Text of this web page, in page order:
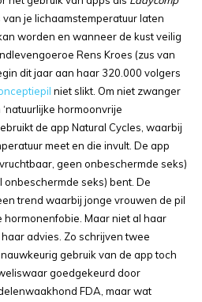
je lichaamstemperatuur laten
worden en wanneer de kust veilig
Rens Kroes (zus van
dit jaar aan haar 320.000 volgers
niet slikt. Om niet zwanger
hormoonvrije
de app Natural Cycles, waarbij
meet en die invult. De app
geen onbeschermde seks)
seks) bent. De
trend waarbij jonge vrouwen de pil
Maar niet al haar
advies. Zo schrijven twee
gebruik van de app toch
goedgekeurd door
FDA, maar wat